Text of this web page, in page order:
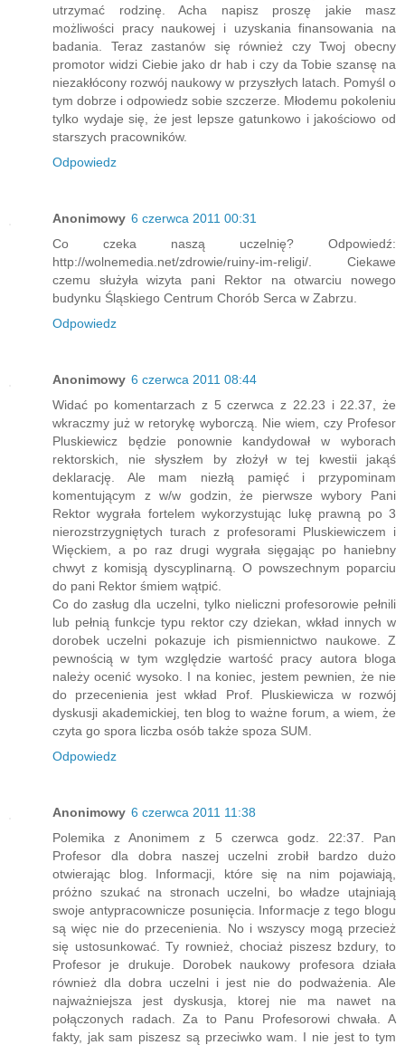
utrzymać rodzinę. Acha napisz proszę jakie masz
możliwości pracy naukowej i uzyskania finansowania na
badania. Teraz zastanów się również czy Twoj obecny
promotor widzi Ciebie jako dr hab i czy da Tobie szansę na
niezakłócony rozwój naukowy w przyszłych latach. Pomyśl o
tym dobrze i odpowiedz sobie szczerze. Młodemu pokoleniu
tylko wydaje się, że jest lepsze gatunkowo i jakościowo od
starszych pracowników.
Odpowiedz
Anonimowy 6 czerwca 2011 00:31
Co czeka naszą uczelnię? Odpowiedź:
http://wolnemedia.net/zdrowie/ruiny-im-religi/. Ciekawe
czemu służyła wizyta pani Rektor na otwarciu nowego
budynku Śląskiego Centrum Chorób Serca w Zabrzu.
Odpowiedz
Anonimowy 6 czerwca 2011 08:44
Widać po komentarzach z 5 czerwca z 22.23 i 22.37, że
wkraczmy już w retorykę wyborczą. Nie wiem, czy Profesor
Pluskiewicz będzie ponownie kandydował w wyborach
rektorskich, nie słyszłem by złożył w tej kwestii jakąś
deklarację. Ale mam niezłą pamięć i przypominam
komentującym z w/w godzin, że pierwsze wybory Pani
Rektor wygrała fortelem wykorzystując lukę prawną po 3
nierozstrzygniętych turach z profesorami Pluskiewiczem i
Więckiem, a po raz drugi wygrała sięgając po haniebny
chwyt z komisją dyscyplinarną. O powszechnym poparciu
do pani Rektor śmiem wątpić.
Co do zasług dla uczelni, tylko nieliczni profesorowie pełnili
lub pełnią funkcje typu rektor czy dziekan, wkład innych w
dorobek uczelni pokazuje ich pismiennictwo naukowe. Z
pewnością w tym względzie wartość pracy autora bloga
należy ocenić wysoko. I na koniec, jestem pewnien, że nie
do przecenienia jest wkład Prof. Pluskiewicza w rozwój
dyskusji akademickiej, ten blog to ważne forum, a wiem, że
czyta go spora liczba osób także spoza SUM.
Odpowiedz
Anonimowy 6 czerwca 2011 11:38
Polemika z Anonimem z 5 czerwca godz. 22:37. Pan
Profesor dla dobra naszej uczelni zrobił bardzo dużo
otwierając blog. Informacji, które się na nim pojawiają,
próżno szukać na stronach uczelni, bo władze utajniają
swoje antypracownicze posunięcia. Informacje z tego blogu
są więc nie do przecenienia. No i wszyscy mogą przecież
się ustosunkować. Ty rownież, chociaż piszesz bzdury, to
Profesor je drukuje. Dorobek naukowy profesora działa
również dla dobra uczelni i jest nie do podważenia. Ale
najważniejsza jest dyskusja, ktorej nie ma nawet na
połączonych radach. Za to Panu Profesorowi chwała. A
fakty, jak sam piszesz są przeciwko wam. I nie jest to tym